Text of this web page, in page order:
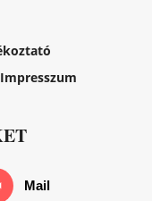
Impresszum
Mail